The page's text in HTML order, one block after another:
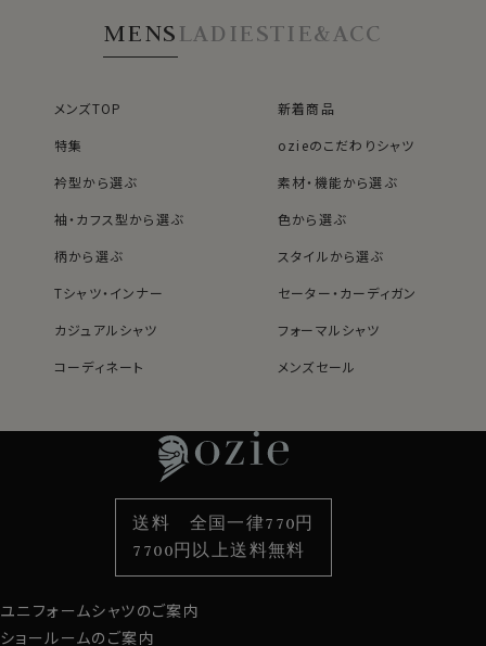
カラー（カッタウェイ）。
アンタイドの時は、オープンカラーのようにきれいに衿が
カジュアルはもちろん、ジャケットやウールパンツと合わ
せて上品カジュアルシャツとして、はたまたストレッチ性
があるのでゴルフやスポーツシーンにと広範囲にコーデ
ビジネスシーンでネクタイをする場合は、素材感がおな
じニットタイやウールタイがおすすめです。
41011
MENSLADIESTIE&ACC
メンズTOP
新着商品
特集
ozieのこだわりシャツ
衿型から選ぶ
素材・機能から選ぶ
袖・カフス型から選ぶ
色から選ぶ
柄から選ぶ
スタイルから選ぶ
Tシャツ・インナー
セーター・カーディガン
カジュアルシャツ
フォーマルシャツ
コーディネート
メンズセール
袖・カフス型から選ぶ
色から選ぶ
柄から選ぶ
スタイルから選ぶ
カジュアルシャツ
定番シャツ
カフスボタン
サスペンダー
財布・名刺入れ
バッグ
ストール・マフラー
グローブ
ユニフォームシャツのご案内
ショールームのご案内
送料 全国一律770円
7700円以上送料無料